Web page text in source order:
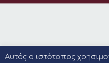
Αυτός ο ιστότοπος